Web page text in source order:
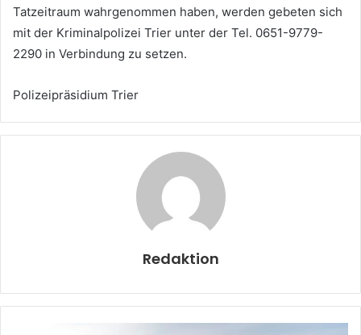
Tatzeitraum wahrgenommen haben, werden gebeten sich
mit der Kriminalpolizei Trier unter der Tel. 0651-9779-
2290 in Verbindung zu setzen.
Polizeipräsidium Trier
Redaktion